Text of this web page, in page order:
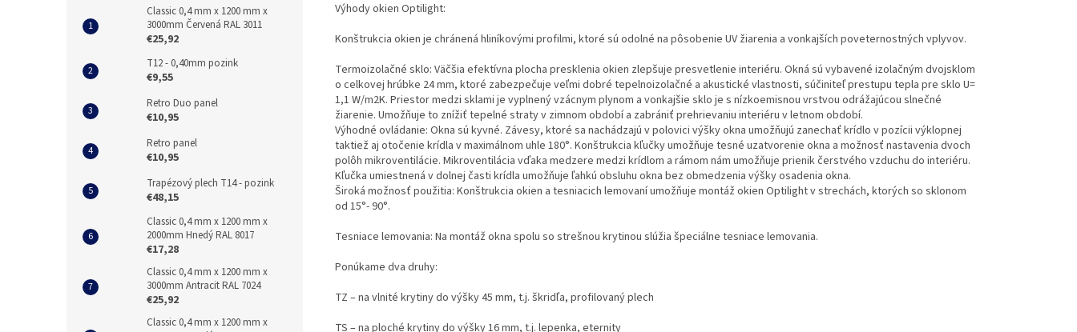
Classic 0,4 mm x 1200 mm x
3000mm Červená RAL 3011
€25,92
T12 - 0,40mm pozink
€9,55
Retro Duo panel
€10,95
Retro panel
€10,95
Trapézový plech T14 - pozink
€48,15
Classic 0,4 mm x 1200 mm x
2000mm Hnedý RAL 8017
€17,28
Classic 0,4 mm x 1200 mm x
3000mm Antracit RAL 7024
€25,92
Classic 0,4 mm x 1200 mm x
Výhody okien Optilight:
Konštrukcia okien je chránená hliníkovými proﬁlmi, ktoré sú odolné na pôsobenie UV žiarenia a vonkajších poveternostných vplyvov.
Termoizolačné sklo: Väčšia efektívna plocha presklenia okien zlepšuje presvetlenie interiéru. Okná sú vybavené izolačným dvojsklom
o celkovej hrúbke 24 mm, ktoré zabezpečuje veľmi dobré tepelnoizolačné a akustické vlastnosti, súčiniteľ prestupu tepla pre sklo U=
1,1 W/m2K. Priestor medzi sklami je vyplnený vzácnym plynom a vonkajšie sklo je s nízkoemisnou vrstvou odrážajúcou slnečné
žiarenie. Umožňuje to znížiť tepelné straty v zimnom období a zabrániť prehrievaniu interiéru v letnom období.
Výhodné ovládanie: Okna sú kyvné. Závesy, ktoré sa nachádzajú v polovici výšky okna umožňujú zanechať krídlo v pozícii výklopnej
taktiež aj otočenie krídla v maximálnom uhle 180°. Konštrukcia kľučky umožňuje tesné uzatvorenie okna a možnosť nastavenia dvoch
polôh mikroventilácie. Mikroventilácia vďaka medzere medzi krídlom a rámom nám umožňuje prienik čerstvého vzduchu do interiéru.
Kľučka umiestnená v dolnej časti krídla umožňuje ľahkú obsluhu okna bez obmedzenia výšky osadenia okna.
Široká možnosť použitia: Konštrukcia okien a tesniacich lemovaní umožňuje montáž okien Optilight v strechách, ktorých so sklonom
od 15°- 90°.
Tesniace lemovania: Na montáž okna spolu so strešnou krytinou slúžia špeciálne tesniace lemovania.
Ponúkame dva druhy:
TZ – na vlnité krytiny do výšky 45 mm, t.j. škridľa, profilovaný plech
TS – na ploché krytiny do výšky 16 mm, t.j. lepenka, eternity